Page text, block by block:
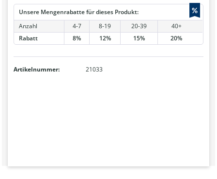
%
Unsere Mengenrabatte für dieses Produkt:
Anzahl
4-7 8-19 20-39
40+
Rabatt
8% 12% 15% 20%
Artikelnummer: 21033